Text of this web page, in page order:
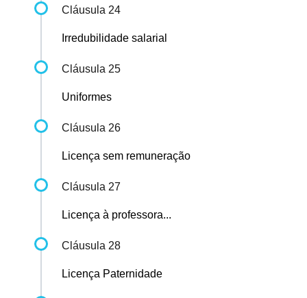
Cláusula 24
Irredubilidade salarial
Cláusula 25
Uniformes
Cláusula 26
Licença sem remuneração
Cláusula 27
Licença à professora...
Cláusula 28
Licença Paternidade